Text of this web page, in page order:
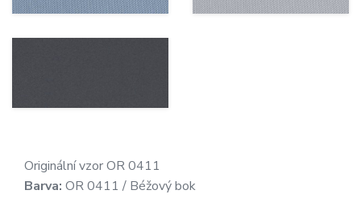
Originální vzor OR 0411
Barva: OR 0411 / Béžový bok